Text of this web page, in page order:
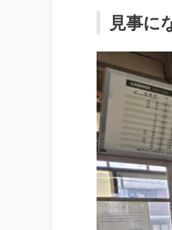
見事に